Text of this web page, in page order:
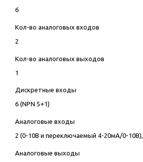
6
Кол-во аналоговых входов
2
Кол-во аналоговых выходов
1
Дискретные входы
6 (NPN 5+1)
Аналоговые входы
2 (0-10В и переключаемый 4-20мА/0-10В),
Аналоговые выходы